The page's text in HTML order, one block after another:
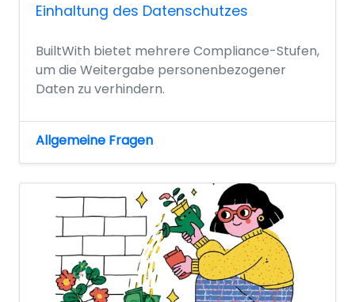
Einhaltung des Datenschutzes
BuiltWith bietet mehrere Compliance-Stufen,
um die Weitergabe personenbezogener
Daten zu verhindern.
Allgemeine Fragen